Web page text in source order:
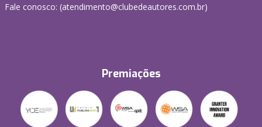
Fale conosco: (atendimento@clubedeautores.com.br)
Premiações